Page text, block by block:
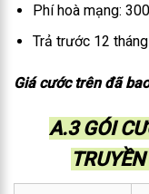
Phí hoà mạng:
Trả trước 12
Giá cước trên đã
A.3 GÓI